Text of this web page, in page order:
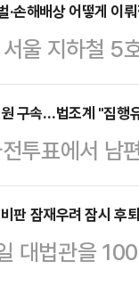
다. 법조계에
에 중대재해
기계에 부착
여부에 따
지난 2일 오
김모…
손해배상 어떻게 이
울 지하철 5
됐다. 경찰이
의자가 사전
서 실제로
했다. 전문가
청구가 가능
도 할 수 있
구속…법조계 "집행
투표에서 남
"공무원이라
무에 관계있
대상"이라며
판 잠재우려 잠시
대법관을